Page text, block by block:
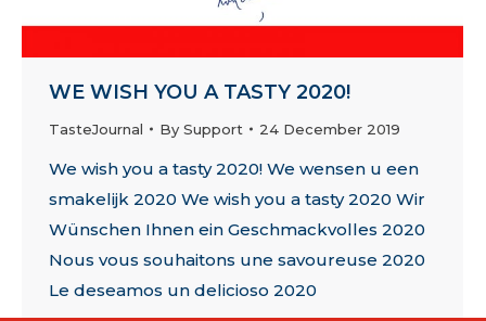
WE WISH YOU A TASTY 2020!
TasteJournal By Support 24 December 2019
We wish you a tasty 2020! We wensen u een
smakelijk 2020 We wish you a tasty 2020 Wir
Wünschen Ihnen ein Geschmackvolles 2020
Nous vous souhaitons une savoureuse 2020
Le deseamos un delicioso 2020